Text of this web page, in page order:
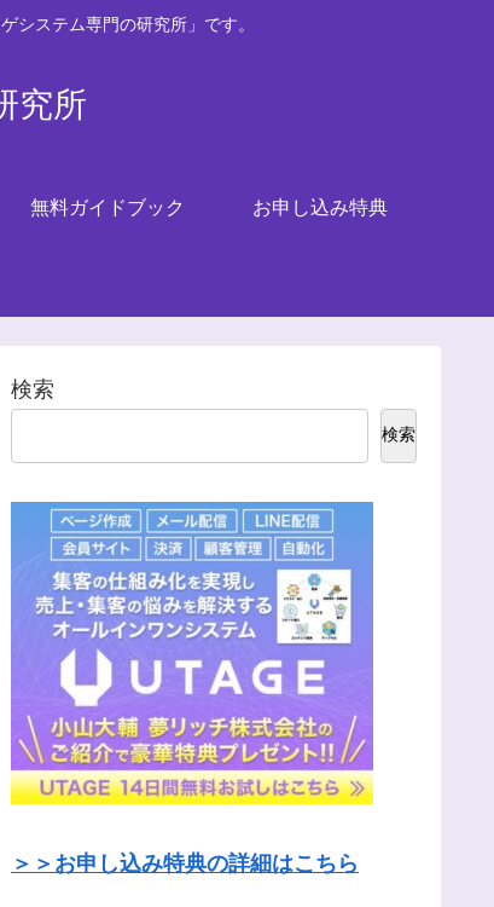
システム専門の研究所」です。
究所
無料ガイドブック お申し込み特典
検索
検索
＞＞お申し込み特典の詳細はこちら